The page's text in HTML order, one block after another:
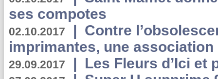
ses compotes
02.10.2017 | Contre
imprimantes, une
29.09.2017 | Les Fleurs d’Ici et